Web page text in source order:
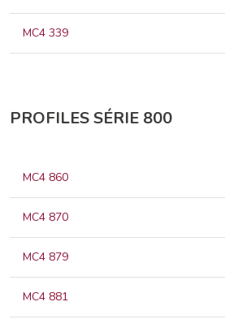
MC4 339
PROFILES SÉRIE 800
MC4 860
MC4 870
MC4 879
MC4 881